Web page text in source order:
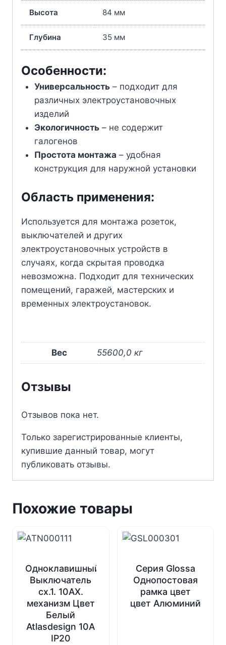
Высота 84 мм
Глубина 35 мм
Особенности:
Универсальность– подходит для
различных электроустановочных
изделий
Экологичность– не содержит
галогенов
Простота монтажа – удобная
конструкция для наружной установки
Область применения:
Используется для монтажа розеток,
выключателей и других
электроустановочных устройств в
случаях, когда скрытая проводка
невозможна. Подходит для технических
помещений, гаражей, мастерских и
временных электроустановок.
Вес 55600,0 кг
Отзывы
Отзывов пока нет.
Только зарегистрированные клиенты,
купившие данный товар, могут
публиковать отзывы.
Похожие товары
Одноклавишный
Выключатель
сх.1. 10АХ.
механизм Цвет
Белый
Atlasdesign 10А
IP20
Серия Glossa
Однопостовая
рамка цвет
цвет Алюминий